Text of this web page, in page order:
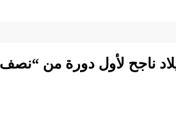
ناجح لأول دورة من